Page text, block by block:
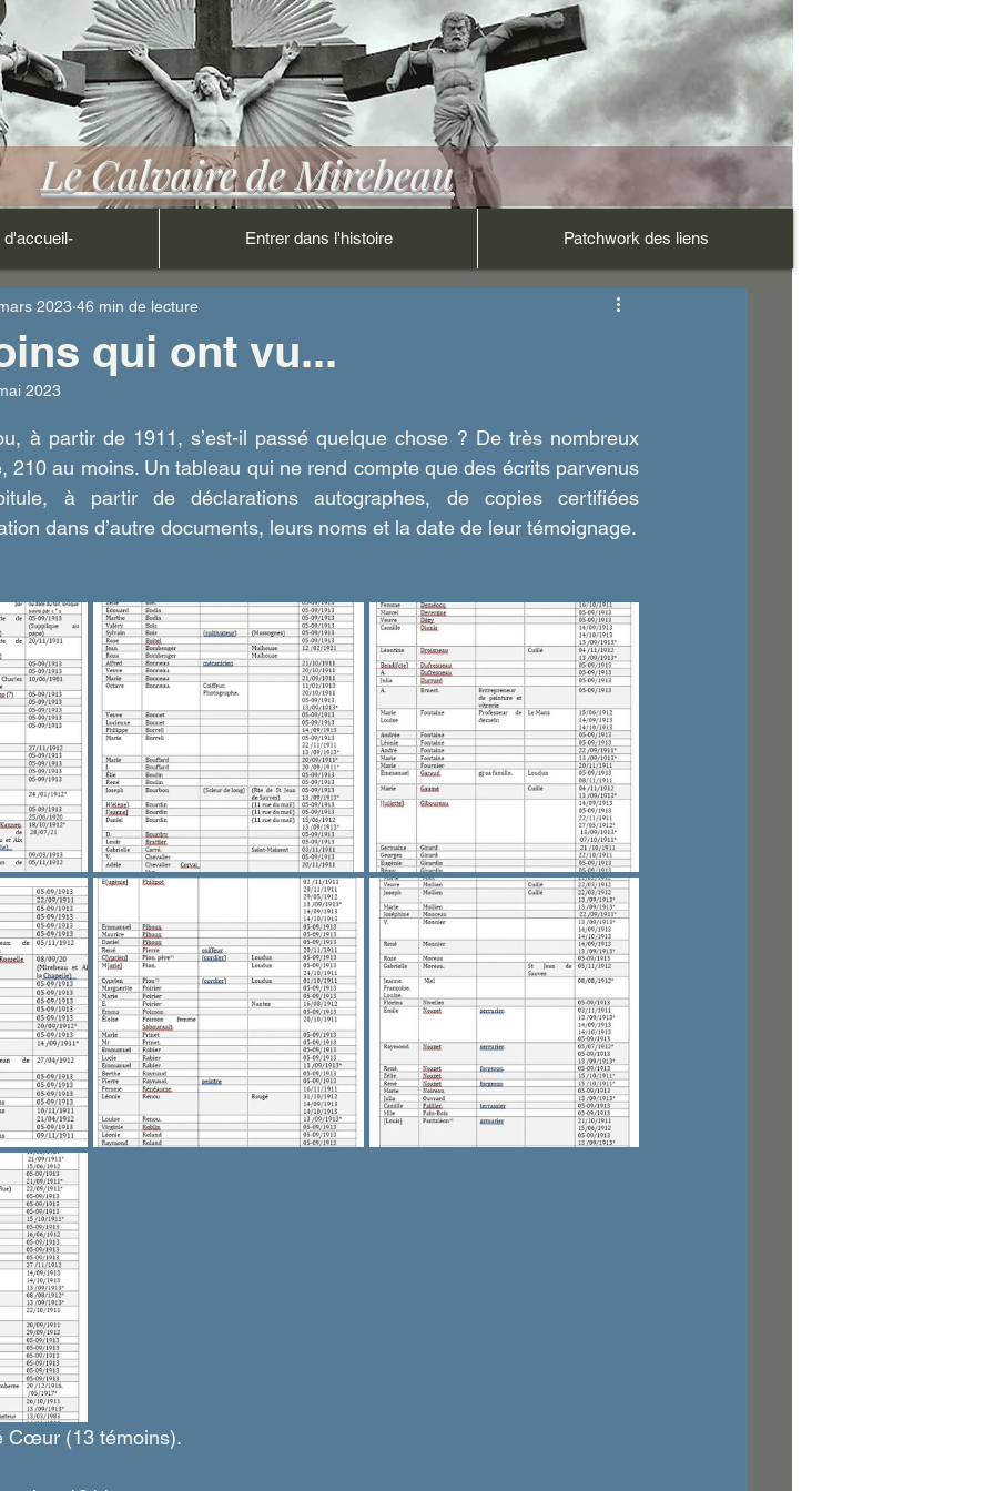
d'accueil- Entrer dans l'histoire Patchwork des liens
Le Calvaire de Mirebeau
qui ont vu...
2023 46 min de lecture
2023
à partir de 1911, s’est-il passé quelque chose ? De très nombreux
210 au moins. Un tableau qui ne rend compte que des écrits parvenus
à partir de déclarations autographes, de copies certifiées
Cœur (13 témoins).